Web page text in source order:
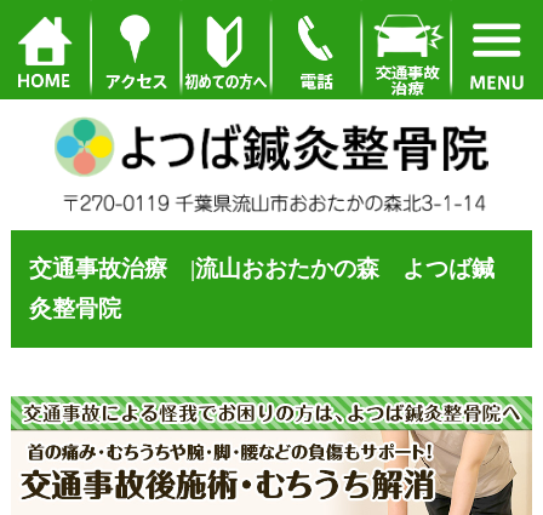
交通事故治療 |流山おおたかの森 よつば鍼
灸整骨院